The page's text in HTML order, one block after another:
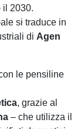
il 2030.
si traduce in
di Agen
le pensiline
, grazie al
– che utilizza il